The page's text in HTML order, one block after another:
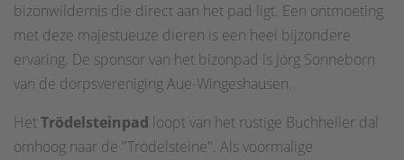
bizonwildernis die direct aan het pad ligt. Een ontmoeting
met deze majestueuze dieren is een heel bijzondere
ervaring. De sponsor van het bizonpad is Jörg Sonneborn
van de dorpsvereniging Aue-Wingeshausen.
HetTrödelsteinpad loopt van het rustige Buchheller dal
omhoog naar de "Trödelsteine". Als voormalige